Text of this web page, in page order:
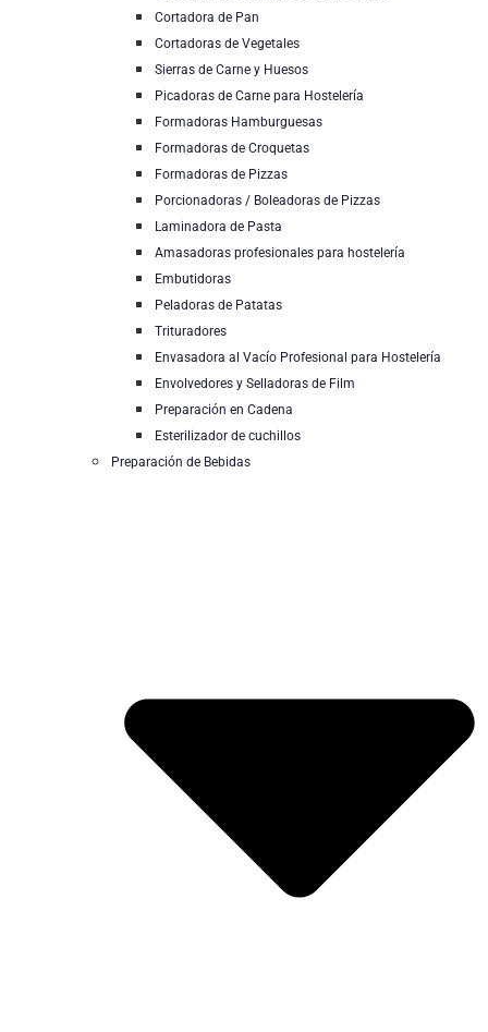
Cortadora de Pan
Cortadoras de Vegetales
Sierras de Carne y Huesos
Picadoras de Carne para Hostelería
Formadoras Hamburguesas
Formadoras de Croquetas
Formadoras de Pizzas
Porcionadoras / Boleadoras de Pizzas
Laminadora de Pasta
Amasadoras profesionales para hostelería
Embutidoras
Peladoras de Patatas
Trituradores
Envasadora al Vacío Profesional para Hostelería
Envolvedores y Selladoras de Film
Preparación en Cadena
Esterilizador de cuchillos
Preparación de Bebidas